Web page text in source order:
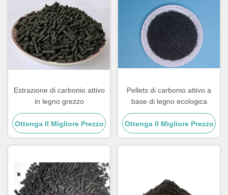
Estrazione di carbonio attivo
in legno grezzo
Ottenga Il Migliore Prezzo
Pellets di carbonio attivo a
base di legno ecologica
Ottenga Il Migliore Prezzo